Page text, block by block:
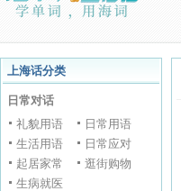
上海话分类
日常对话
礼貌用语
日常用语
生活用语
日常应对
起居家常
逛街购物
生病就医